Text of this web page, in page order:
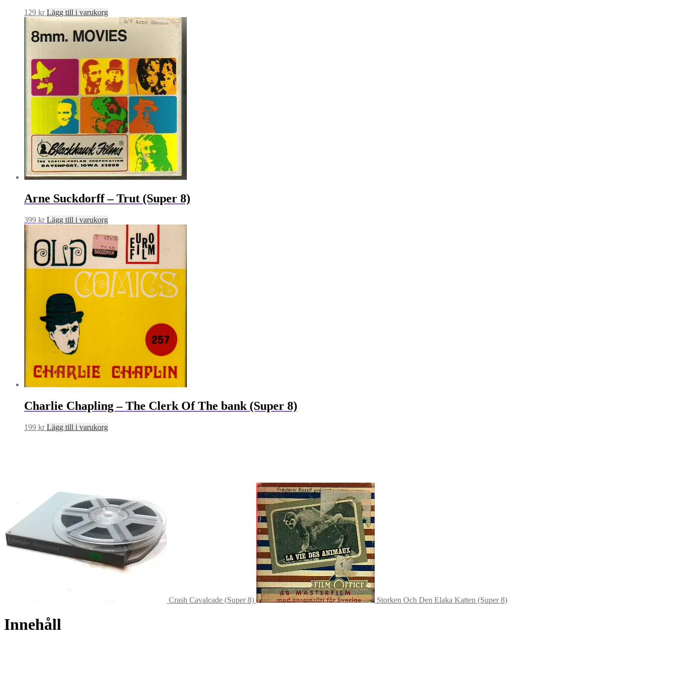
129 kr Lägg till i varukorg
Arne Suckdorff – Trut (Super 8)
399 kr Lägg till i varukorg
Charlie Chapling – The Clerk Of The bank (Super 8)
199 kr Lägg till i varukorg
Crash Cavalcade (Super 8) Storken Och Den Elaka Katten (Super 8)
Innehåll